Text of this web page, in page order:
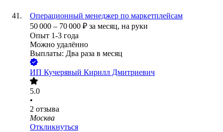
Операционный менеджер по маркетплейсам
50 000 – 70 000 ₽ за месяц, на руки
Опыт 1-3 года
Можно удалённо
Выплаты: Два раза в месяц
ИП Кучерявый Кирилл Дмитриевич
5.0
•
2 отзыва
Москва
Откликнуться